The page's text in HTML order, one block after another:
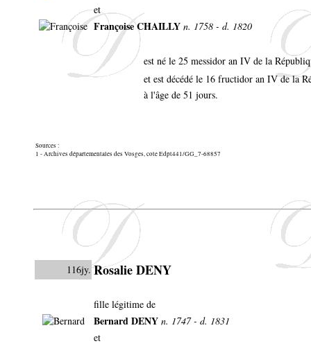
et
Françoise CHAILLY n. 1758 - d. 1820
est né le 25 messidor an IV de la
et est décédé le 16 fructidor an IV de la
à l'âge de 51 jours.
Sources :
1 - Archives départementales des Vosges, cote Edpt441/GG_7-68857
116jy. Rosalie DENY
fille légitime de
Bernard DENY n. 1747 - d. 1831
et